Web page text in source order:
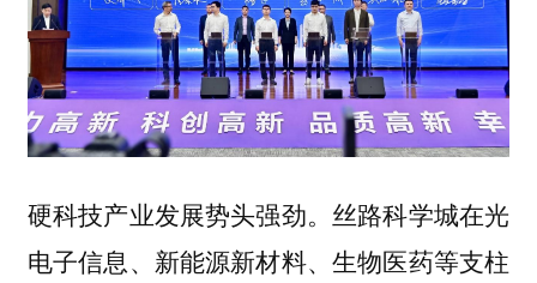
硬科技产业发展势头强劲。 丝路科学城在光
电子信息、新能源新材料、生物医药等支柱